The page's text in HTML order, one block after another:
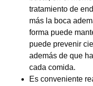
tratamiento de
más la boca
forma puede
puede prevenir
además de que
cada comida.
Es conveniente